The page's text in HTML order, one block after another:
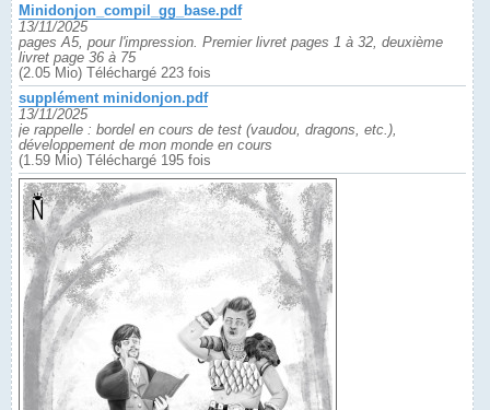
Minidonjon_compil_gg_base.pdf
13/11/2025
pages A5, pour l'impression. Premier livret pages 1 à 32, deuxième
livret page 36 à 75
(2.05 Mio) Téléchargé 223 fois
supplément minidonjon.pdf
13/11/2025
je rappelle : bordel en cours de test (vaudou, dragons, etc.),
développement de mon monde en cours
(1.59 Mio) Téléchargé 195 fois